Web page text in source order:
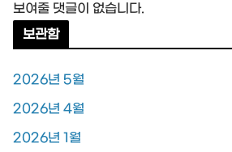
보여줄 댓글이 없습니다.
보관함
2026년 5월
2026년 4월
2026년 1월